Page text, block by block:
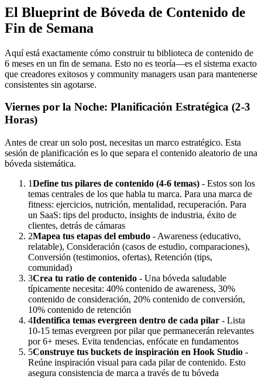
El Blueprint de Bóveda de Contenido de
Fin de Semana
Aquí está exactamente cómo construir tu biblioteca de contenido de
6 meses en un fin de semana. Esto no es teoría—es el sistema exacto
que creadores exitosos y community managers usan para mantenerse
consistentes sin agotarse.
Viernes por la Noche: Planificación Estratégica (2-3
Horas)
Antes de crear un solo post, necesitas un marco estratégico. Esta
sesión de planificación es lo que separa el contenido aleatorio de una
bóveda sistemática.
1Define tus pilares de contenido (4-6 temas) - Estos son los
temas centrales de los que habla tu marca. Para una marca de
fitness: ejercicios, nutrición, mentalidad, recuperación. Para
un SaaS: tips del producto, insights de industria, éxito de
clientes, detrás de cámaras
2Mapea tus etapas del embudo - Awareness (educativo,
relatable), Consideración (casos de estudio, comparaciones),
Conversión (testimonios, ofertas), Retención (tips,
comunidad)
3Crea tu ratio de contenido - Una bóveda saludable
típicamente necesita: 40% contenido de awareness, 30%
contenido de consideración, 20% contenido de conversión,
10% contenido de retención
4Identifica temas evergreen dentro de cada pilar - Lista
10-15 temas evergreen por pilar que permanecerán relevantes
por 6+ meses. Evita tendencias, enfócate en fundamentos
5Construye tus buckets de inspiración en Hook Studio -
Reúne inspiración visual para cada pilar de contenido. Esto
asegura consistencia de marca a través de tu bóveda